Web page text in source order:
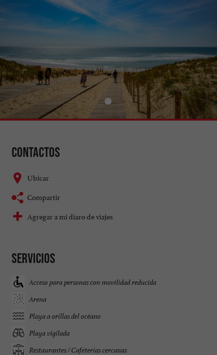
Contactos
Ubicar
Compartir
Agregar a mi diaro de viajes
Servicios
Acceso para personas con movilidad reducida
Arena
Playa a orillas del océano
Playa vigilada
Restaurantes / Cafeterías cercanas